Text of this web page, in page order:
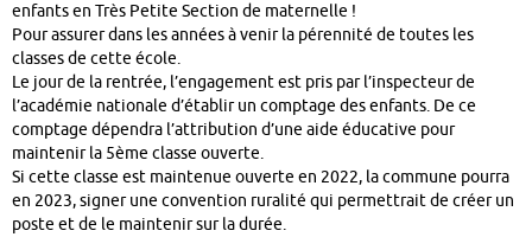
enfants en Très Petite Section de maternelle !
Pour assurer dans les années à venir la pérennité de toutes les
classes de cette école.
Le jour de la rentrée, l’engagement est pris par l’inspecteur de
l’académie nationale d’établir un comptage des enfants. De ce
comptage dépendra l’attribution d’une aide éducative pour
maintenir la 5ème classe ouverte.
Si cette classe est maintenue ouverte en 2022, la commune pourra
en 2023, signer une convention ruralité qui permettrait de créer un
poste et de le maintenir sur la durée.